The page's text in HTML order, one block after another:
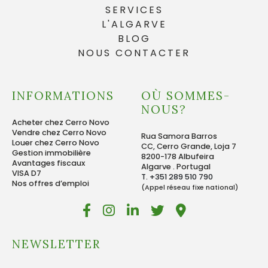
SERVICES
L'ALGARVE
BLOG
NOUS CONTACTER
INFORMATIONS
Acheter chez Cerro Novo
Vendre chez Cerro Novo
Louer chez Cerro Novo
Gestion immobilière
Avantages fiscaux
VISA D7
Nos offres d’emploi
OÙ SOMMES-
NOUS?
Rua Samora Barros
CC, Cerro Grande, Loja 7
8200-178 Albufeira
Algarve . Portugal
T. +351 289 510 790
(Appel réseau fixe national)
NEWSLETTER